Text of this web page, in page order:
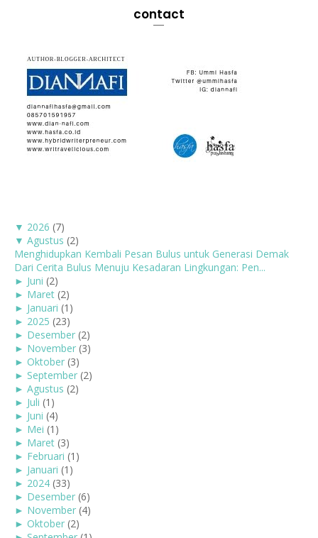
contact
▼ 2026 (7)
▼ Agustus (2)
Menghidupkan Kembali Pesan Bulus untuk Generasi Demak
Dari Cerita Bulus Menuju Kesadaran Lingkungan: Pen...
► Juni (2)
► Maret (2)
► Januari (1)
► 2025 (23)
► Desember (2)
► November (3)
► Oktober (3)
► September (2)
► Agustus (2)
► Juli (1)
► Juni (4)
► Mei (1)
► Maret (3)
► Februari (1)
► Januari (1)
► 2024 (33)
► Desember (6)
► November (4)
► Oktober (2)